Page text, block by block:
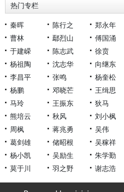
热门专栏
秦晖 陈行之 郑永年
曹林
鄢烈山 傅国涌
于建嵘
陈志武 徐贲
杨祖陶
沈志华 向继东
李昌平
张鸣 杨奎松
杨鹏
邓晓芒 王缉思
马玲
王振东 狄马
熊培云
秋风 刘小枫
周枫
蒋兆勇 吴伟
葛剑雄
储昭根 吴稼祥
杨小凯
吴励生 朱学勤
莫于川
羽之野 谢志浩